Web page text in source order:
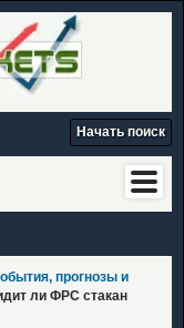
прогнозы и
ли ФРС стакан